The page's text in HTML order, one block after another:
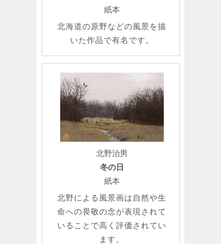
紙本
北海道の原野などの風景を描
いた作品で有名です。
北野治男
冬の日
紙本
北野による風景画は自然や生
命への畏敬の念が表現されて
いることで高く評価されてい
ます。